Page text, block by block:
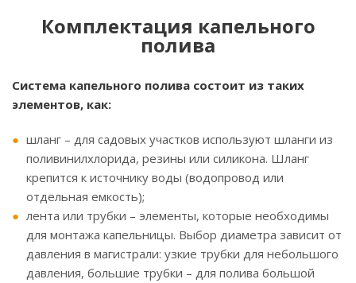
Комплектация капельного
полива
Система капельного полива состоит из таких
элементов, как:
шланг – для садовых участков используют шланги из
поливинилхлорида, резины или силикона. Шланг
крепится к источнику воды (водопровод или
отдельная емкость);
лента или трубки – элементы, которые необходимы
для монтажа капельницы. Выбор диаметра зависит от
давления в магистрали: узкие трубки для небольшого
давления, большие трубки – для полива большой